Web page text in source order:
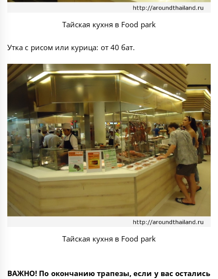
Тайская кухня в Food park
Утка с рисом или курица: от 40 бат.
Тайская кухня в Food park
ВАЖНО! По окончанию трапезы, если у вас остались